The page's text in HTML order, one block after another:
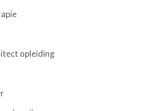
opleiding